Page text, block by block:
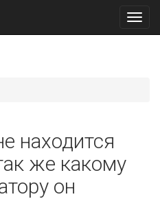
находится
же какому
он